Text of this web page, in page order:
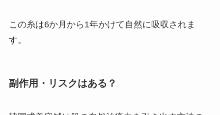
この糸は6か月から1年かけて自然に吸収されま
す。
副作用・リスクはある？